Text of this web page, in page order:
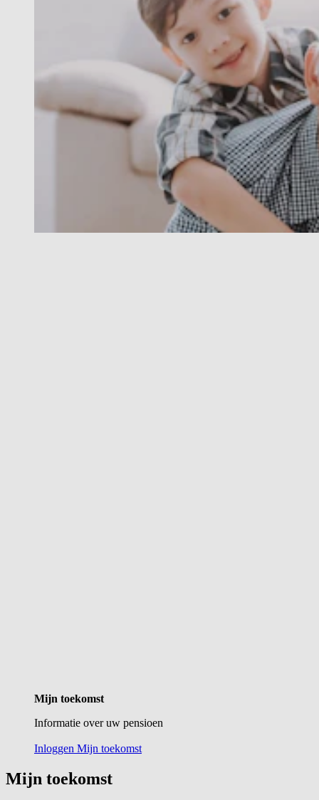
Mijn toekomst
Informatie over uw pensioen
Inloggen Mijn toekomst
Mijn toekomst